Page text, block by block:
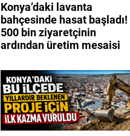
Konya’daki lavanta
bahçesinde hasat başladı!
500 bin ziyaretçinin
ardından üretim mesaisi